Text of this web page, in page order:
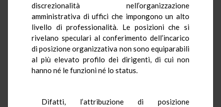
discrezionalità nell’organizzazione
amministrativa di uffici che impongono un alto
livello di professionalità. Le posizioni che si
rivelano speculari al conferimento dell’incarico
di posizione organizzativa non sono equiparabili
al più elevato profilo dei dirigenti, di cui non
hanno né le funzioni né lo status.
Difatti, l’attribuzione di posizione